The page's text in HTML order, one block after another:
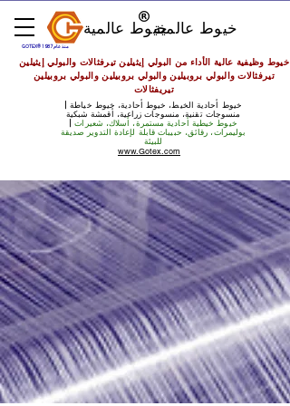
GOTEX® منذ عام 1987
خيوط أحادية الخيط، خيوط أحادية، خيوط خياطة |
منسوجات تقنية، منسوجات زراعية، أقمشة شبكية
خيوط خيطية أحادية مستمرة، أسلاك، شعيرات
بوليمرات، رقائق، حبيبات قابلة لإعادة التدوير صديقة
للبيئة
خيوط وظيفية عالية الأداء من البولي إيثيلين تيرفثالات والبولي إيثيلين
تيرفثالات والبولي بروبيلين والبولي بروبيلين والبولي بروبيلين
تيريفثالات
www.Gotex.com
خيوط عالميةخيوط عالمية